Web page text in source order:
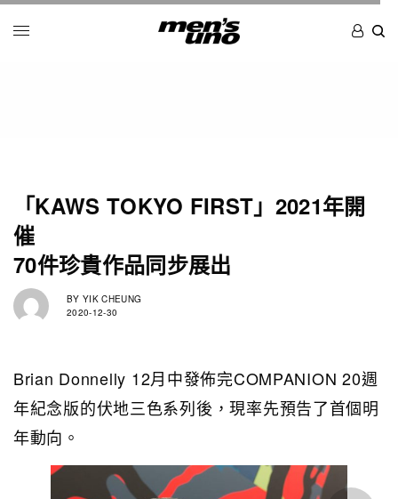
「KAWS TOKYO FIRST」2021年開
催
70件珍貴作品同步展出
BY YIK CHEUNG
2020-12-30
Brian Donnelly 12月中發佈完COMPANION 20週
年紀念版的伏地三色系列後，現率先預告了首個明
年動向。